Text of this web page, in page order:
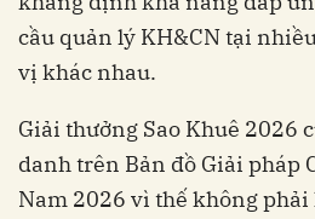
cầu quản lý KH&CN tại
vị khác nhau.
Giải thưởng Sao Khuê 2026
danh trên Bản đồ Giải pháp
Nam 2026 vì thế không